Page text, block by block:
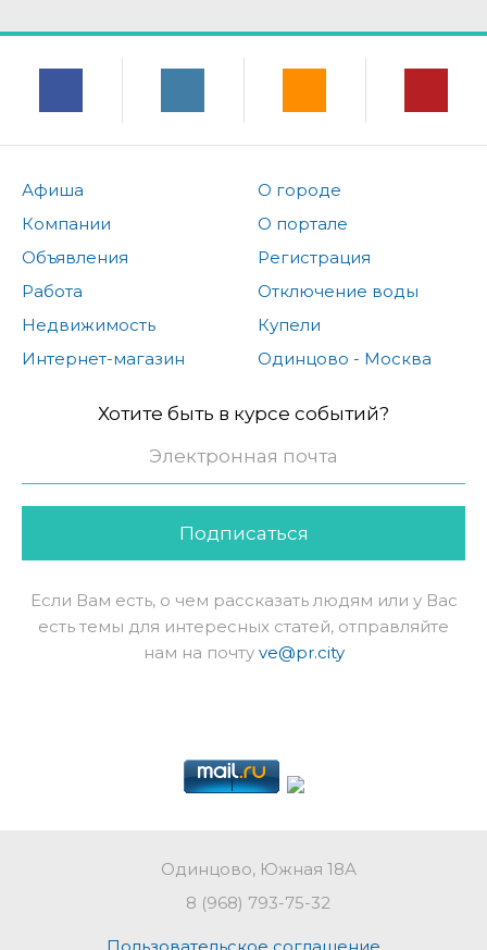
Афиша
Компании
Объявления
Работа
Недвижимость
Интернет-магазин
О городе
О портале
Регистрация
Отключение воды
Купели
Одинцово - Москва
Хотите быть в курсе событий?
Подписаться
Если Вам есть, о чем рассказать людям или у Вас
есть темы для интересных статей, отправляйте
нам на почту ve@pr.city
Одинцово, Южная 18А
8 (968) 793-75-32
Пользовательское соглашение